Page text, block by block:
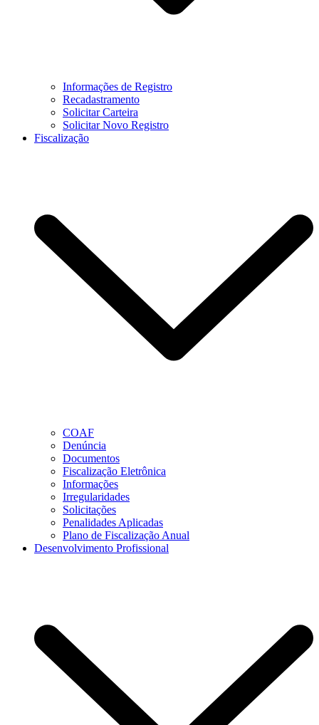
Informações de Registro
Recadastramento
Solicitar Carteira
Solicitar Novo Registro
Fiscalização
COAF
Denúncia
Documentos
Fiscalização Eletrônica
Informações
Irregularidades
Solicitações
Penalidades Aplicadas
Plano de Fiscalização Anual
Desenvolvimento Profissional